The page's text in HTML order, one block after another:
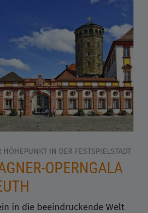
HÖHEPUNKT IN DER FESTSPIELSTADT
OPERNGALA
in die beeindruckende Welt